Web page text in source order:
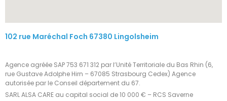
102 rue Maréchal Foch 67380 Lingolsheim
Agence agréée SAP 753 671 312 par l’Unité Territoriale du Bas Rhin (6,
rue Gustave Adolphe Hirn – 67085 Strasbourg Cedex) Agence
autorisée par le Conseil département du 67.
SARL ALSA CARE au capital social de 10 000 € – RCS Saverne